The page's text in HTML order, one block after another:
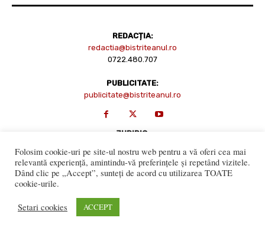
REDACȚIA:
redactia@bistriteanul.ro
0722.480.707
PUBLICITATE:
publicitate@bistriteanul.ro
JURIDIC:
avocati “Gaurean si Asociatii”din Baroul Bucuresti
office@gaureanlawyers.ro
Folosim cookie-uri pe site-ul nostru web pentru a vă oferi cea mai
relevantă experiență, amintindu-vă preferințele și repetând vizitele.
Dând clic pe „Accept”, sunteți de acord cu utilizarea TOATE
cookie-urile.
Setari cookies ACCEPT